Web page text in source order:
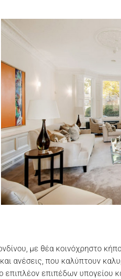
με θέα κοινόχρηστο
ανέσεις, που καλύπτουν
επιπλέον επιπέδων